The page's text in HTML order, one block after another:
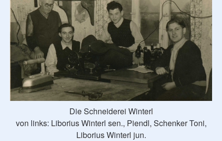
Die Schneiderei Winterl
von links: Liborius Winterl sen., Piendl, Schenker Toni,
Liborius Winterl jun.